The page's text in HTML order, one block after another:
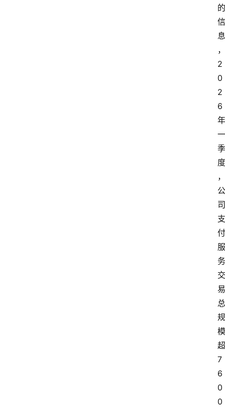
的
信
息
，
2
0
2
6
年
一
季
度
，
公
司
支
付
服
务
交
易
总
规
模
超
7
6
0
0